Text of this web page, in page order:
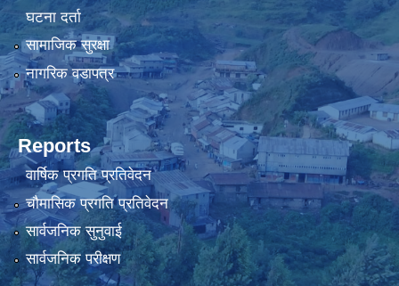
घटना दर्ता
सामाजिक सुरक्षा
नागरिक वडापत्र
Reports
वार्षिक प्रगति प्रतिवेदन
चौमासिक प्रगति प्रतिवेदन
सार्वजनिक सुनुवाई
सार्वजनिक परीक्षण